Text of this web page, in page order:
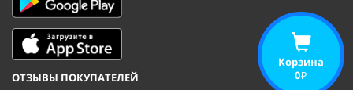
ОТЗЫВЫ ПОКУПАТЕЛЕЙ
Корзина
0i